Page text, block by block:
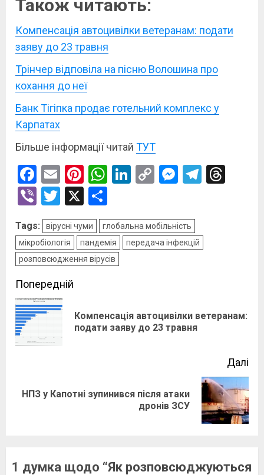
Також читають:
Компенсація автоцивілки ветеранам: подати
заяву до 23 травня
Трінчер відповіла на пісню Волошина про
кохання до неї
Банк Тігіпка продає готельний комплекс у
Карпатах
Більше інформації читай ТУТ
Facebook
EmailPinterest
WhatsApp
LinkedIn
Copy
ViberTwitter
X
Tags: вірусні чуми
глобальна мобільність
мікробіологія
пандемія
передача інфекцій
розповсюдження вірусів
Post
navigation
Попередній
Компенсація автоцивілки ветеранам:
подати заяву до 23 травня
Далі
Наступний
НПЗ у Капотні зупинився після атаки
дронів ЗСУ
1 думка щодо “Як розповсюджуються